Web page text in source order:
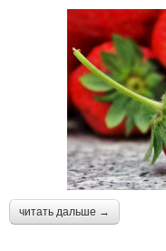
читать дальше →